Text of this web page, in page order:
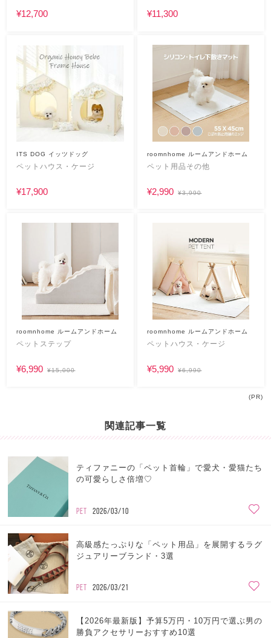
¥12,700 ¥11,300
ITS DOG イッツドッグ
ペットハウス・ケージ
¥17,900
roomnhome ルームアンドホーム
ペット用品その他
¥2,990 ¥3,990
roomnhome ルームアンドホーム
ペットステップ
¥6,990 ¥15,000
roomnhome ルームアンドホーム
ペットハウス・ケージ
¥5,990 ¥6,990
(PR)
関連記事一覧
ティファニーの「ペット首輪」で愛犬・愛猫たち
の可愛らしさ倍増♡
PET 2026/03/10
高級感たっぷりな「ペット用品」を展開するラグ
ジュアリーブランド・3選
PET 2026/03/21
【2026年最新版】予算5万円・10万円で選ぶ男の
勝負アクセサリーおすすめ10選